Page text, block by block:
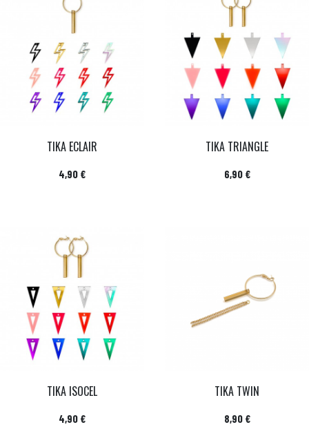
TIKA ECLAIR
Prix
4,90 €
TIKA TRIANGLE
Prix
6,90 €
TIKA ISOCEL
Prix
4,90 €
TIKA TWIN
Prix
8,90 €